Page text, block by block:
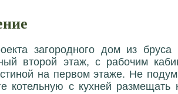
загородного дом из
второй этаж, с рабочим
на первом этаже. Не
котельную с кухней